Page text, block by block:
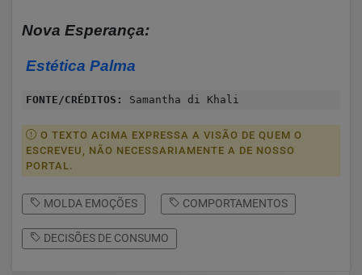
Nova Esperança:
Estética Palma
FONTE/CRÉDITOS: Samantha di Khali
O TEXTO ACIMA EXPRESSA A VISÃO DE QUEM O
ESCREVEU, NÃO NECESSARIAMENTE A DE NOSSO
PORTAL.
MOLDA EMOÇÕES COMPORTAMENTOS
DECISÕES DE CONSUMO